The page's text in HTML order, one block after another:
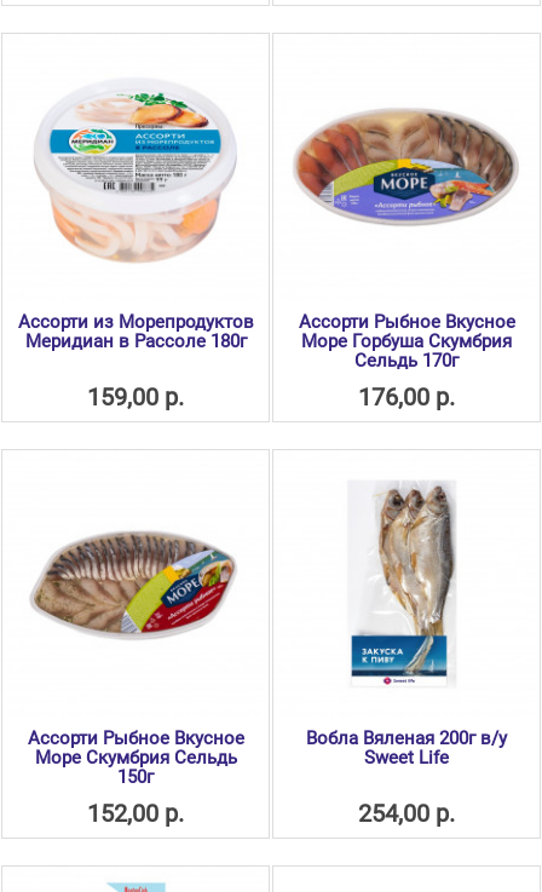
Ассорти из Морепродуктов
Меридиан в Рассоле 180г
159,00 р.
Ассорти Рыбное Вкусное
Море Горбуша Скумбрия
Сельдь 170г
176,00 р.
Ассорти Рыбное Вкусное
Море Скумбрия Сельдь
150г
152,00 р.
Вобла Вяленая 200г в/у
Sweet Life
254,00 р.